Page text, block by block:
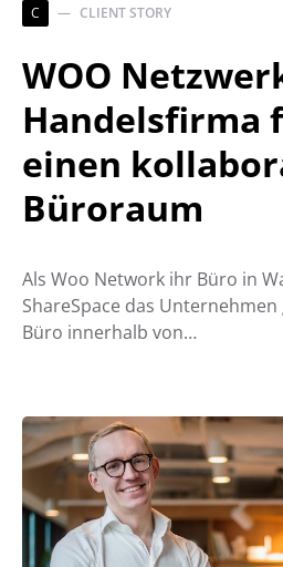
C CLIENT STORY
WOO
Handelsfirma
einen
Büroraum
Als Woo Network ihr Büro in
ShareSpace das
Büro innerhalb von…